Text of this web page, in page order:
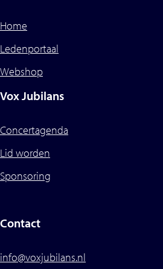
Home
Ledenportaal
Webshop
Vox Jubilans
Concertagenda
Lid worden
Sponsoring
Contact
info@voxjubilans.nl